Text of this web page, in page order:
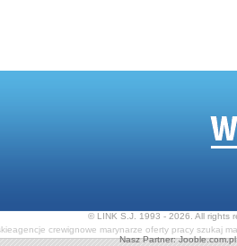
© LINK S.J. 1993 - 2026. All rights
agencje crewignowe marynarze oferty pracy szukaj
Nasz Partner: Jooble.com.pl